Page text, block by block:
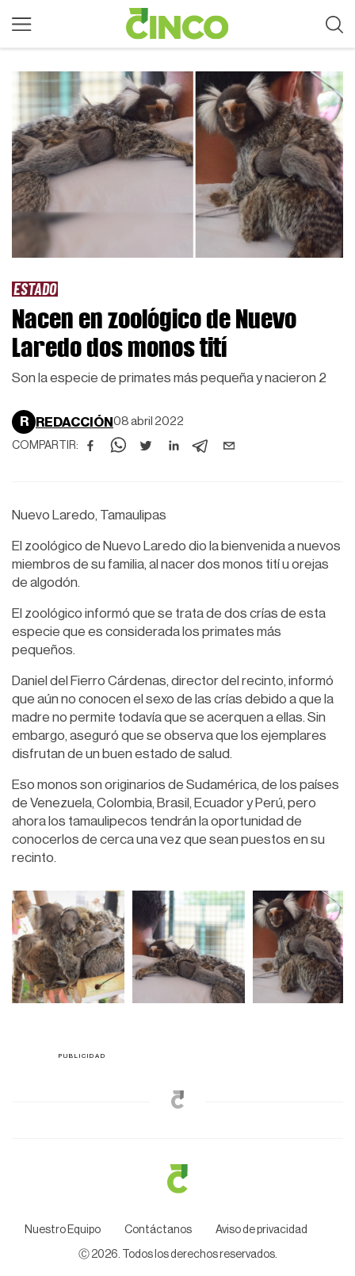
ESTADO
Nacen en zoológico de Nuevo
Laredo dos monos tití
Son la especie de primates más pequeña y nacieron 2
R REDACCIÓN 08 abril 2022
COMPARTIR:
Nuevo Laredo, Tamaulipas
El zoológico de Nuevo Laredo dio la bienvenida a nuevos
miembros de su familia, al nacer dos monos tití u orejas
de algodón.
El zoológico informó que se trata de dos crías de esta
especie que es considerada los primates más
pequeños.
Daniel del Fierro Cárdenas, director del recinto, informó
que aún no conocen el sexo de las crías debido a que la
madre no permite todavía que se acerquen a ellas. Sin
embargo, aseguró que se observa que los ejemplares
disfrutan de un buen estado de salud.
Eso monos son originarios de Sudamérica, de los países
de Venezuela, Colombia, Brasil, Ecuador y Perú, pero
ahora los tamaulipecos tendrán la oportunidad de
conocerlos de cerca una vez que sean puestos en su
recinto.
Nuestro Equipo Contáctanos Aviso de privacidad
Ⓒ 2026. Todos los derechos reservados.